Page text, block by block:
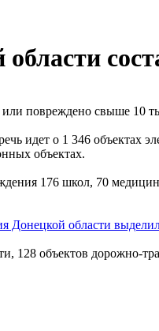
повреждено свыше 10
идет о 1 346 объектах
объектах.
176 школ, 70
Донецкой области
объектов дорожно-